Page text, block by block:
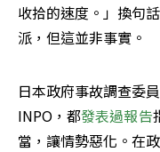
收拾的速度。」換句
派，但這並非事實。
日本政府事故調查委
INPO，都發表過報告
當，讓情勢惡化。在